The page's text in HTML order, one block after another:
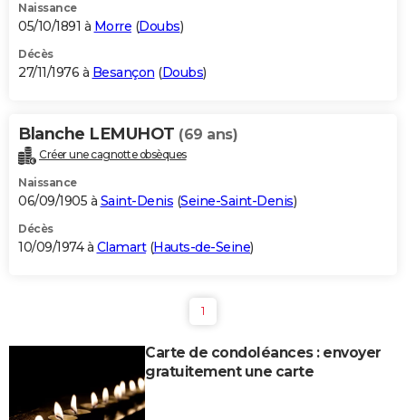
Naissance
05/10/1891 à Morre (Doubs)
Décès
27/11/1976 à Besançon (Doubs)
Blanche LEMUHOT (69 ans)
Créer une cagnotte obsèques
Naissance
06/09/1905 à Saint-Denis (Seine-Saint-Denis)
Décès
10/09/1974 à Clamart(Hauts-de-Seine)
1
Carte de condoléances : envoyer
gratuitement une carte